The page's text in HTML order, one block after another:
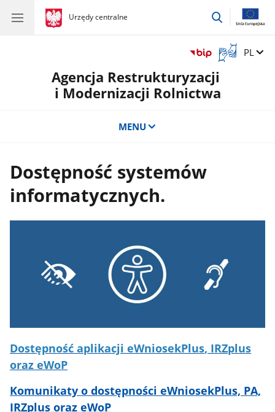
gov.pl
Urzędy centralne
gov.pl
Urzędy
przejdź
Otwórz
okno
z
tłumaczem
Zmień
PL
Agencja Restrukturyzacji
i Modernizacji Rolnictwa
MENU
Dostępność systemów
informatycznych.
Dostępność aplikacji eWniosekPlus, IRZplus
oraz eWoP
Komunikaty o dostępności eWniosekPlus, PA,
IRZplus oraz eWoP